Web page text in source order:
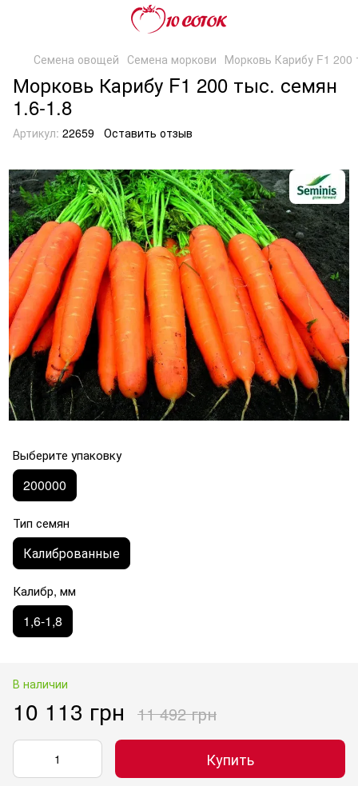
Семена овощей Семена моркови Морковь Карибу F1
Морковь Карибу F1 200 тыс. семян
1.6-1.8
Артикул: 22659 Оставить отзыв
Выберите упаковку
200000
Тип семян
Калиброванные
Калибр, мм
1,6-1,8
В наличии
10 113 грн 11 492 грн
Купить